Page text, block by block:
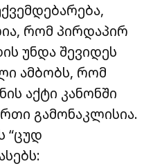
რომ პირდაპირ
უნდა შევიდეს
ამბობს, რომ
აქტი კანონში
გამონაკლისია.
“ცუდ